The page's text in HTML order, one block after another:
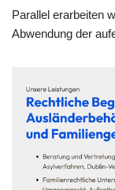
Parallel erarbeiten
Abwendung der